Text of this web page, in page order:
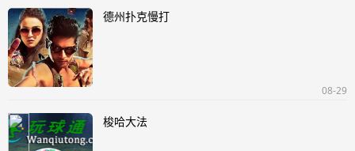
德州扑克慢打
08-29
梭哈大法